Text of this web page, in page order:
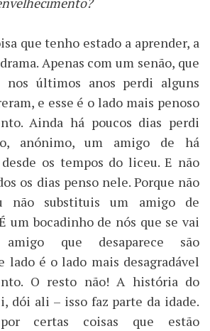
que tenho estado a aprender, a
Apenas com um senão, que
nos últimos anos perdi alguns
e esse é o lado mais penoso
Ainda há poucos dias perdi
anónimo, um amigo de há
os tempos do liceu. E não
os dias penso nele. Porque não
não substituis um amigo de
um bocadinho de nós que se vai
amigo que desaparece são
lado é o lado mais desagradável
O resto não! A história do
dói ali – isso faz parte da idade.
certas coisas que estão